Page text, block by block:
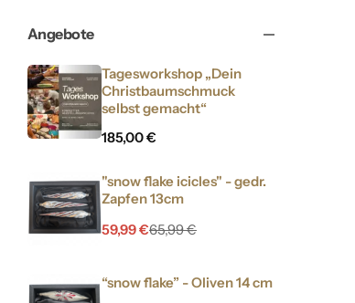
Angebote
Tagesworkshop „Dein
Christbaumschmuck
selbst gemacht“
185,00€
"snow flake icicles" - gedr.
Zapfen 13cm
65,99€
59,99€
“snow flake” - Oliven 14 cm